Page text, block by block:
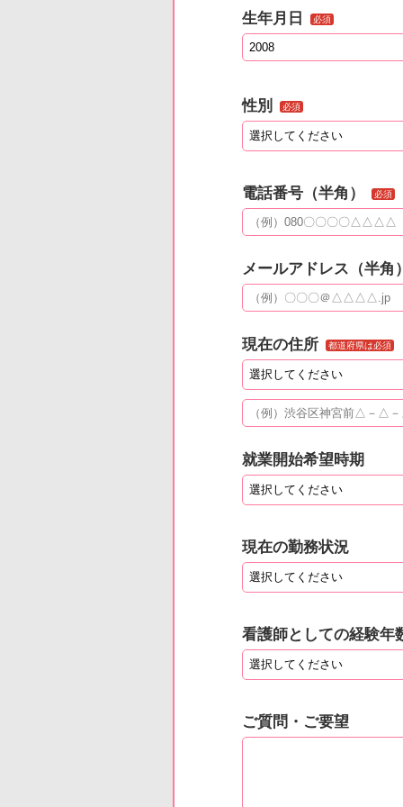
生年月日 必須
性別 必須
電話番号（半角） 必須
メールアドレス（半角
現在の住所 都道府県は必須
就業開始希望時期
現在の勤務状況
看護師としての経験年
ご質問・ご要望